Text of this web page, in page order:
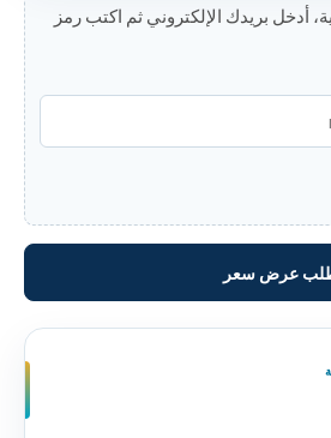
أدخل بريدك الإلكتروني ثم اكتب رمز
عرض سعر